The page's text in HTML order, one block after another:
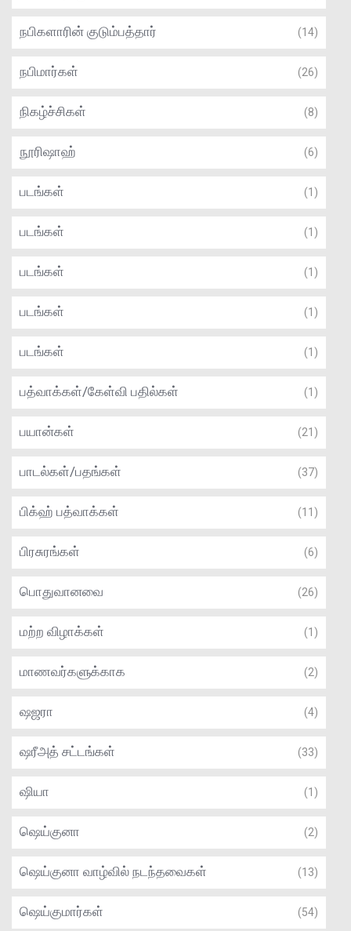
நபிகளாரின் குடும்பத்தார் (14)
நபிமார்கள் (26)
நிகழ்ச்சிகள் (8)
நூரிஷாஹ் (6)
படங்கள் (1)
படங்கள் (1)
படங்கள் (1)
படங்கள் (1)
படங்கள் (1)
பத்வாக்கள்/கேள்வி பதில்கள் (1)
பயான்கள் (21)
பாடல்கள்/பதங்கள் (37)
பிக்ஹ் பத்வாக்கள் (11)
பிரசுரங்கள் (6)
பொதுவானவை (26)
மற்ற விழாக்கள் (1)
மாணவர்களுக்காக (2)
ஷஜரா (4)
ஷரீஅத் சட்டங்கள் (33)
ஷியா (1)
ஷெய்குனா (2)
ஷெய்குனா வாழ்வில் நடந்தவைகள் (13)
ஷெய்குமார்கள் (54)